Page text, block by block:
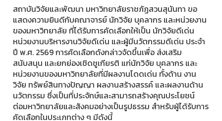
สถาบันวิจัยและพัฒนา มหาวิทยาลัยราชภัฏสวนสุนันทา ขอ
แสดงความยินดีกับคณาจารย์ นักวิจัย บุคลากร และหน่วยงาน
ของมหาวิทยาลัย ที่ได้รับการคัดเลือกให้เป็น นักวิจัยดีเด่น
หน่วยงานบริหารงานวิจัยดีเด่น และผู้มีนวัตกรรมดีเด่น ประจำ
ปี พ.ศ. 2569 การคัดเลือกดังกล่าวจัดขึ้นเพื่อ ส่งเสริม
สนับสนุน และยกย่องเชิดชูเกียรติ แก่นักวิจัย บุคลากร และ
หน่วยงานของมหาวิทยาลัยที่มีผลงานโดดเด่น ทั้งด้าน งาน
วิจัย ทรัพย์สินทางปัญญา ผลงานสร้างสรรค์ และผลงานด้าน
นวัตกรรม ซึ่งเป็นที่ประจักษ์และสามารถสร้างคุณประโยชน์
ต่อมหาวิทยาลัยและสังคมอย่างเป็นรูปธรรม สำหรับผู้ได้รับการ
คัดเลือกในประเภทต่าง ๆ มีดังนี้